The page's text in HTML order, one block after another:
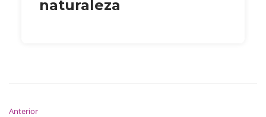
naturaleza
Anterior